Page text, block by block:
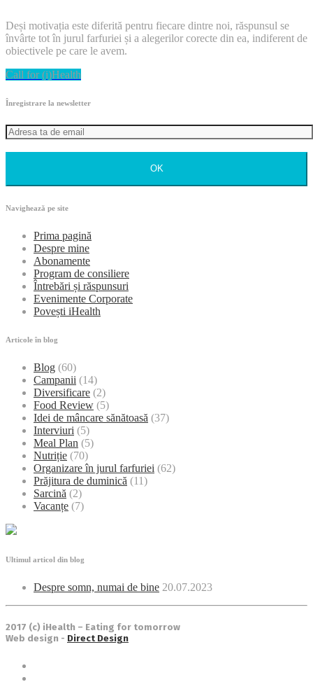
Deși motivația este diferită pentru fiecare dintre noi, răspunsul se
învârte tot în jurul farfuriei și a alegerilor corecte din ea, indiferent de
obiectivele pe care le avem.
Call for (i)Health
Înregistrare la newsletter
OK
Navighează pe site
Prima pagină
Despre mine
Abonamente
Program de consiliere
Întrebări și răspunsuri
Evenimente Corporate
Povești iHealth
Articole în blog
Blog (60)
Campanii (14)
Diversificare (2)
Food Review (5)
Idei de mâncare sănătoasă (37)
Interviuri (5)
Meal Plan (5)
Nutriție (70)
Organizare în jurul farfuriei (62)
Prăjitura de duminică (11)
Sarcină (2)
Vacanțe (7)
Ultimul articol din blog
Despre somn, numai de bine 20.07.2023
2017 (c) iHealth – Eating for tomorrow
Web design - Direct Design